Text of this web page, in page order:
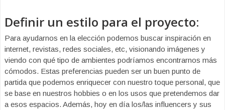
Definir un estilo para el proyecto:
Para ayudarnos en la elección podemos buscar inspiración en
internet, revistas, redes sociales, etc, visionando imágenes y
viendo con qué tipo de ambientes podríamos encontrarnos más
cómodos. Estas preferencias pueden ser un buen punto de
partida que podemos enriquecer con nuestro toque personal, que
se base en nuestros hobbies o en los usos que pretendemos dar
a esos espacios. Además, hoy en día los/las influencers y sus